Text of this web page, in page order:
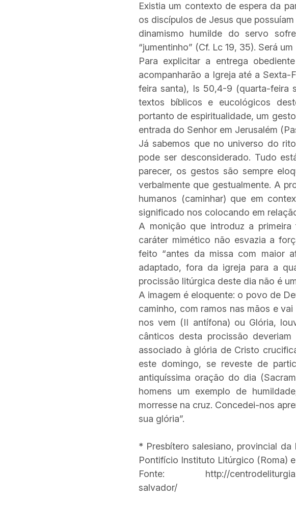
Existia um contexto de espera da
os discípulos de Jesus que
dinamismo humilde do servo
“jumentinho” (Cf. Lc 19, 35). Será
Para explicitar a entrega
acompanharão a Igreja até a Sexta-
feira santa), Is 50,4-9 (quarta-feira
textos bíblicos e eucológicos
portanto de espiritualidade, um
entrada do Senhor em Jerusalém
Já sabemos que no universo do
pode ser desconsiderado. Tudo
parecer, os gestos são sempre
verbalmente que gestualmente. A
humanos (caminhar) que em
significado nos colocando em
A monição que introduz a
caráter mimético não esvazia a
feito “antes da missa com maior
adaptado, fora da igreja para a
procissão litúrgica deste dia não é
A imagem é eloquente: o povo de
caminho, com ramos nas mãos e
nos vem (II antífona) ou Glória,
cânticos desta procissão
associado à glória de Cristo
este domingo, se reveste de
antiquíssima oração do dia
homens um exemplo de
morresse na cruz. Concedei-nos
sua glória”.
* Presbítero salesiano, provincial
Pontifício Instituto Litúrgico (Roma)
Fonte: http://
salvador/